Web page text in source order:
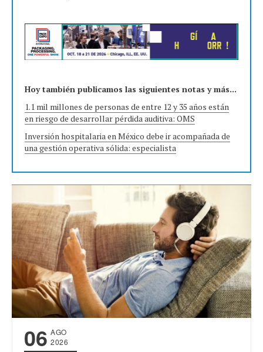
Hoy también publicamos las siguientes notas y más...
1.1 mil millones de personas de entre 12 y 35 años están
en riesgo de desarrollar pérdida auditiva: OMS
Inversión hospitalaria en México debe ir acompañada de
una gestión operativa sólida: especialista
06 AGO
2026